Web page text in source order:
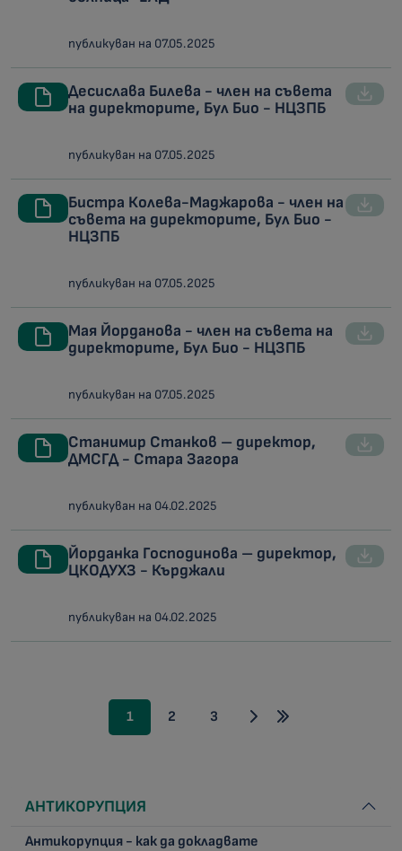
публикуван на 07.05.2025
Десислава Билева - член на съвета
на директорите, Бул Био - НЦЗПБ
публикуван на 07.05.2025
Бистра Колева-Маджарова - член на
съвета на директорите, Бул Био -
НЦЗПБ
публикуван на 07.05.2025
Мая Йорданова - член на съвета на
директорите, Бул Био - НЦЗПБ
публикуван на 07.05.2025
Станимир Станков – директор,
ДМСГД - Стара Загора
публикуван на 04.02.2025
Йорданка Господинова – директор,
ЦКОДУХЗ - Кърджали
публикуван на 04.02.2025
1 2 3
АНТИКОРУПЦИЯ
Антикорупция - как да докладвате